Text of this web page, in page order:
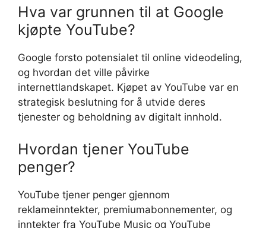
Hva var grunnen til at Google
kjøpte YouTube?
Google forsto potensialet til online videodeling,
og hvordan det ville påvirke
internettlandskapet. Kjøpet av YouTube var en
strategisk beslutning for å utvide deres
tjenester og beholdning av digitalt innhold.
Hvordan tjener YouTube
penger?
YouTube tjener penger gjennom
reklameinntekter, premiumabonnementer, og
inntekter fra YouTube Music og YouTube